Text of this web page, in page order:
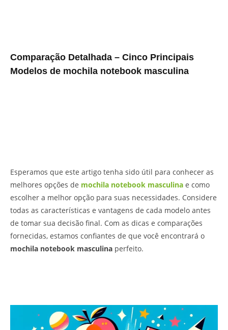
Comparação Detalhada – Cinco Principais
Modelos de mochila notebook masculina
Esperamos que este artigo tenha sido útil para conhecer as
melhores opções de mochila notebook masculina e como
escolher a melhor opção para suas necessidades. Considere
todas as características e vantagens de cada modelo antes
de tomar sua decisão final. Com as dicas e comparações
fornecidas, estamos confiantes de que você encontrará o
mochila notebook masculina perfeito.